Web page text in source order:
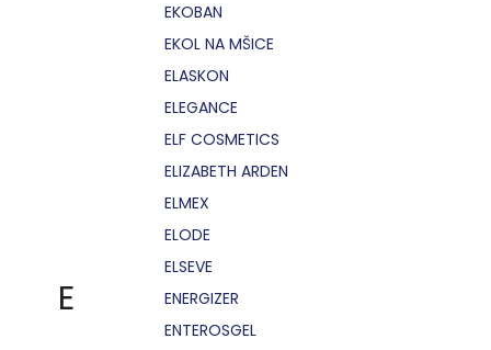
E
EKOBAN
EKOL NA MŠICE
ELASKON
ELEGANCE
ELF COSMETICS
ELIZABETH ARDEN
ELMEX
ELODE
ELSEVE
ENERGIZER
ENTEROSGEL